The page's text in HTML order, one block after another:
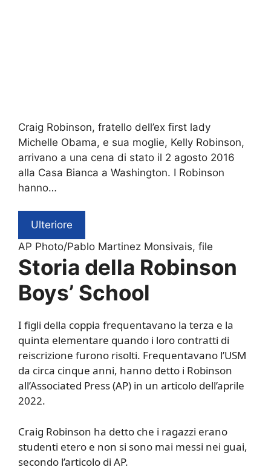
Craig Robinson, fratello dell’ex first lady
Michelle Obama, e sua moglie, Kelly Robinson,
arrivano a una cena di stato il 2 agosto 2016
alla Casa Bianca a Washington. I Robinson
hanno…
Ulteriore
AP Photo/Pablo Martinez Monsivais, file
Storia della Robinson
Boys’ School
I figli della coppia frequentavano la terza e la
quinta elementare quando i loro contratti di
reiscrizione furono risolti. Frequentavano l’USM
da circa cinque anni, hanno detto i Robinson
all’Associated Press (AP) in un articolo dell’aprile
2022.
Craig Robinson ha detto che i ragazzi erano
studenti etero e non si sono mai messi nei guai,
secondo l’articolo di AP.